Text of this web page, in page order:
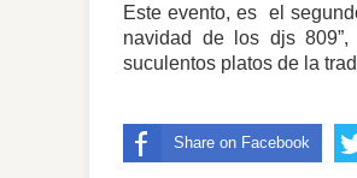
Este evento, es el
navidad de los djs
suculentos platos de la
Share on Facebook